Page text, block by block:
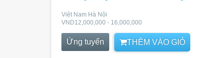
Việt Nam Hà Nội
VND12,000,000 - 16,000,000
Ứng tuyển THÊM VÀO GIỎ